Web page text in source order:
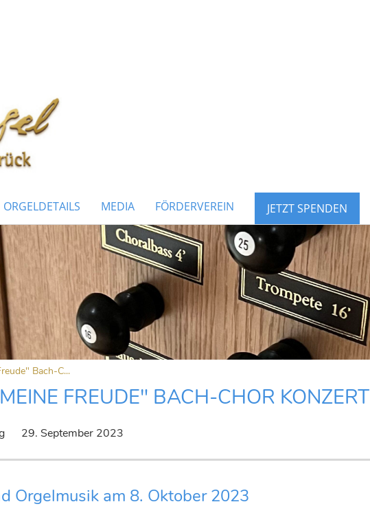
ORGELDETAILS MEDIA FÖRDERVEREIN JETZT SPENDEN
Bach-C...
FREUDE" BACH-CHOR KONZERT
29. September 2023
Orgelmusik am 8. Oktober 2023